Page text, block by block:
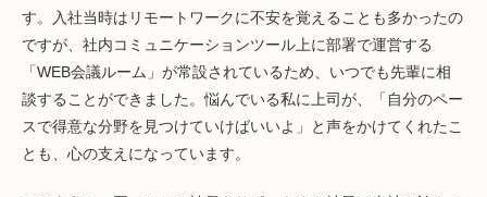
す。入社当時はリモートワークに不安を覚えることも多かったの
ですが、社内コミュニケーションツール上に部署で運営する
「WEB会議ルーム」が常設されているため、いつでも先輩に相
談することができました。悩んでいる私に上司が、「自分のペー
スで得意な分野を見つけていけばいいよ」と声をかけてくれたこ
とも、心の支えになっています。